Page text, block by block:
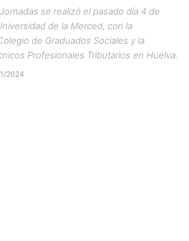
se realizó el pasado día 4 de
de la Merced, con la
de Graduados Sociales y la
Profesionales Tributarios en Huelva.
2024